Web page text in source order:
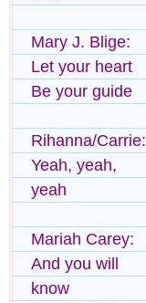
Mary J. Blige:
Let your heart
Be your guide
Rihanna/Carrie:
Yeah, yeah,
yeah
Mariah Carey:
And you will
know